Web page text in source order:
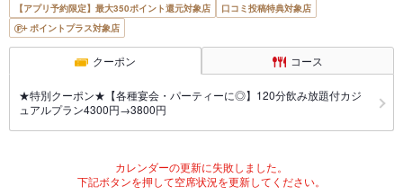
【アプリ予約限定】最大350ポイント還元対象店
口コミ投稿特典対象店
ポイントプラス対象店
クーポン コース
★特別クーポン★【各種宴会・パーティーに◎】120分飲み放題付カジ
ュアルプラン4300円→3800円
カレンダーの更新に失敗しました。
下記ボタンを押して空席状況を更新してください。